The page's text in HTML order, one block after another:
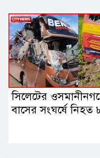
সিলেটের
বাসের সংঘর্ষে নিহত